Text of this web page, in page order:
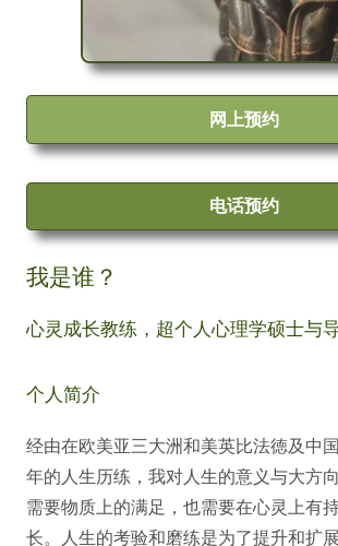
我是谁？
心灵成长教练，超个人心理学硕士与
个人简介
经由在欧美亚三大洲和美英比法徳及中
年的人生历练，我对人生的意义与大方
需要物质上的满足，也需要在心灵上有
长。人生的考验和磨练是为了提升和扩
网上预约
电话预约